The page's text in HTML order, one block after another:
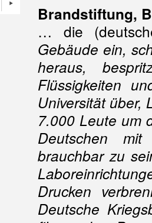
Brandstiftung,
… die
Gebäude ein,
heraus,
Flüssigkeiten
Universität über,
7.000 Leute um
Deutschen
brauchbar zu
Drucken
Deutsche